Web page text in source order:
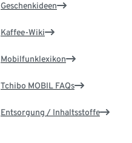
Geschenkideen
Kaffee-Wiki
Mobilfunklexikon
Tchibo MOBIL FAQs
Entsorgung / Inhaltsstoffe